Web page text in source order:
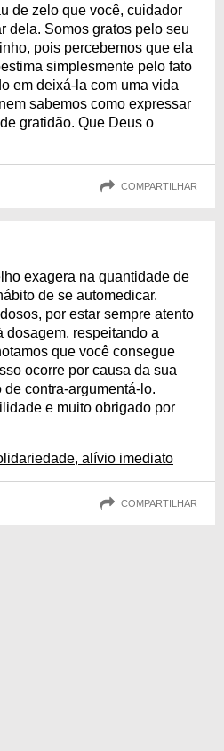
de zelo que você, cuidador
dela. Somos gratos pelo seu
pois percebemos que ela
simplesmente pelo fato
em deixá-la com uma vida
sabemos como expressar
gratidão. Que Deus o
COMPARTILHAR
exagera na quantidade de
de se automedicar.
por estar sempre atento
dosagem, respeitando a
que você consegue
ocorre por causa da sua
contra-argumentá-lo.
e muito obrigado por
alívio imediato
COMPARTILHAR